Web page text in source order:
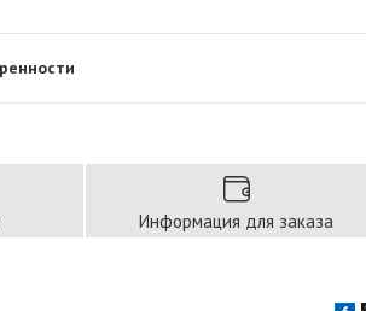
Информация для заказа